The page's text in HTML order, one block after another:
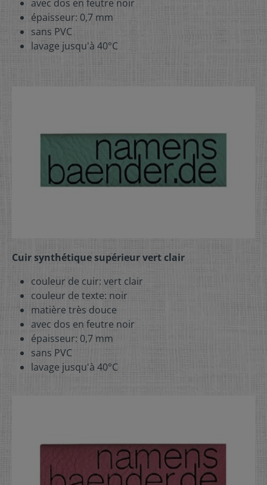
avec dos en feutre noir
épaisseur: 0,7 mm
sans PVC
lavage jusqu'à 40°C
Cuir synthétique supérieur vert clair
couleur de cuir: vert clair
couleur de texte: noir
matière très douce
avec dos en feutre noir
épaisseur: 0,7 mm
sans PVC
lavage jusqu'à 40°C